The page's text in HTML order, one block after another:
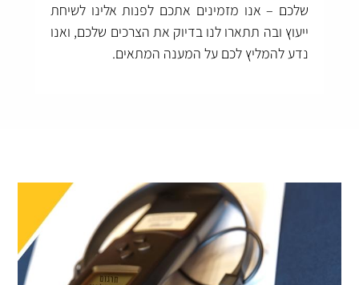
שלכם – אנו מזמינים אתכם לפנות אלינו לשיחת
ייעוץ ובה תתארו לנו בדיוק את הצרכים שלכם, ואנו
נדע להמליץ לכם על המענה המתאים.